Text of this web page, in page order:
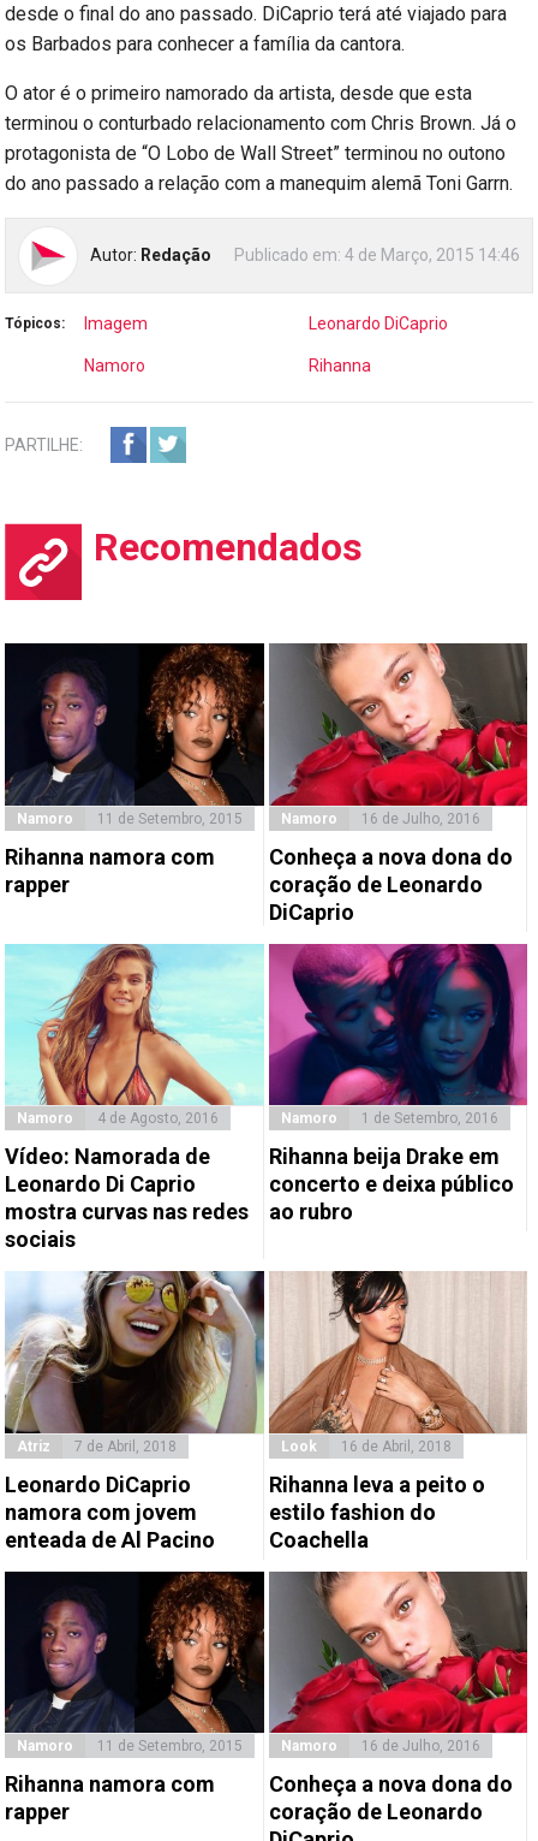
desde o final do ano passado. DiCaprio terá até viajado para
os Barbados para conhecer a família da cantora.
O ator é o primeiro namorado da artista, desde que esta
terminou o conturbado relacionamento com Chris Brown. Já o
protagonista de “O Lobo de Wall Street” terminou no outono
do ano passado a relação com a manequim alemã Toni Garrn.
Autor: Redação Publicado em: 4 de Março, 2015 14:46
Tópicos: Imagem Leonardo DiCaprio
Namoro Rihanna
PARTILHE:
Recomendados
Namoro 11 de Setembro, 2015
Rihanna namora com
rapper
Namoro 16 de Julho, 2016
Conheça a nova dona do
coração de Leonardo
DiCaprio
Namoro 4 de Agosto, 2016
Vídeo: Namorada de
Leonardo Di Caprio
mostra curvas nas redes
sociais
Namoro 1 de Setembro, 2016
Rihanna beija Drake em
concerto e deixa público
ao rubro
Atriz 7 de Abril, 2018
Leonardo DiCaprio
namora com jovem
enteada de Al Pacino
Look 16 de Abril, 2018
Rihanna leva a peito o
estilo fashion do
Coachella
Namoro 11 de Setembro, 2015
Rihanna namora com
rapper
Namoro 16 de Julho, 2016
Conheça a nova dona do
coração de Leonardo